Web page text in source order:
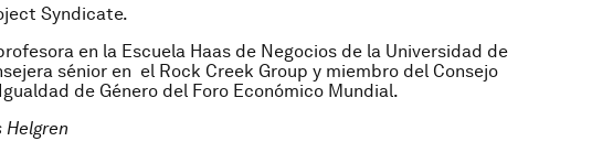
Syndicate.
en la Escuela Haas de Negocios de la Universidad de
sénior en el Rock Creek Group y miembro del Consejo
de Género del Foro Económico Mundial.
Helgren